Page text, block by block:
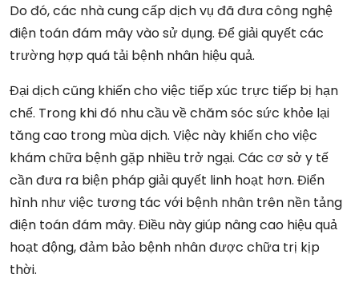
Do đó, các nhà cung cấp dịch vụ đã đưa công nghệ
điện toán đám mây vào sử dụng. Để giải quyết các
trường hợp quá tải bệnh nhân hiệu quả.
Đại dịch cũng khiến cho việc tiếp xúc trực tiếp bị hạn
chế. Trong khi đó nhu cầu về chăm sóc sức khỏe lại
tăng cao trong mùa dịch. Việc này khiến cho việc
khám chữa bệnh gặp nhiều trở ngại. Các cơ sở y tế
cần đưa ra biện pháp giải quyết linh hoạt hơn. Điển
hình như việc tương tác với bệnh nhân trên nền tảng
điện toán đám mây. Điều này giúp nâng cao hiệu quả
hoạt động, đảm bảo bệnh nhân được chữa trị kịp
thời.